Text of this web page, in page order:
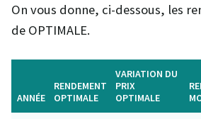
On vous donne, ci-dessous, les
de OPTIMALE.
ANNÉE
RENDEMENT
OPTIMALE
VARIATION DU
PRIX
OPTIMALE